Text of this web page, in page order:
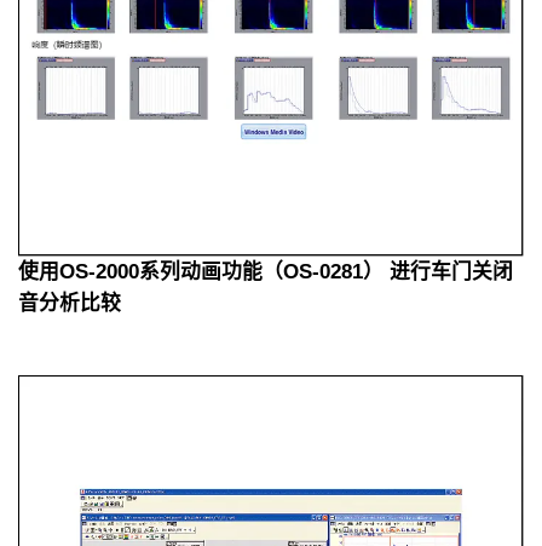
使用OS-2000系列动画功能（OS-0281） 进行车门关闭
音分析比较